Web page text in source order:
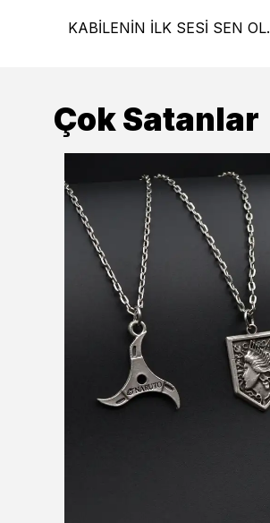
KABİLENİN İLK SESİ SEN OL.
Çok Satanlar